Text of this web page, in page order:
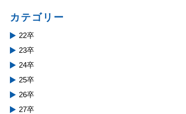
カテゴリー
22卒
23卒
24卒
25卒
26卒
27卒